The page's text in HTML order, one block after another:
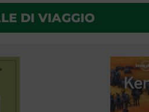
DI VIAGGIO